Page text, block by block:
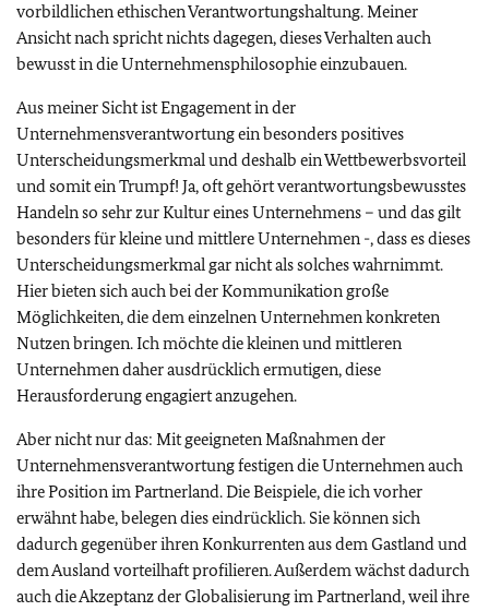
vorbildlichen ethischen Verantwortungshaltung. Meiner
Ansicht nach spricht nichts dagegen, dieses Verhalten auch
bewusst in die Unternehmensphilosophie einzubauen.
Aus meiner Sicht ist Engagement in der
Unternehmensverantwortung ein besonders positives
Unterscheidungsmerkmal und deshalb ein Wettbewerbsvorteil
und somit ein Trumpf! Ja, oft gehört verantwortungsbewusstes
Handeln so sehr zur Kultur eines Unternehmens – und das gilt
besonders für kleine und mittlere Unternehmen -, dass es dieses
Unterscheidungsmerkmal gar nicht als solches wahrnimmt.
Hier bieten sich auch bei der Kommunikation große
Möglichkeiten, die dem einzelnen Unternehmen konkreten
Nutzen bringen. Ich möchte die kleinen und mittleren
Unternehmen daher ausdrücklich ermutigen, diese
Herausforderung engagiert anzugehen.
Aber nicht nur das: Mit geeigneten Maßnahmen der
Unternehmensverantwortung festigen die Unternehmen auch
ihre Position im Partnerland. Die Beispiele, die ich vorher
erwähnt habe, belegen dies eindrücklich. Sie können sich
dadurch gegenüber ihren Konkurrenten aus dem Gastland und
dem Ausland vorteilhaft profilieren. Außerdem wächst dadurch
auch die Akzeptanz der Globalisierung im Partnerland, weil ihre